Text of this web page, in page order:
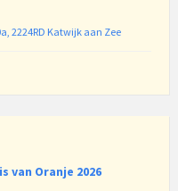
2224RD Katwijk aan Zee
van Oranje 2026